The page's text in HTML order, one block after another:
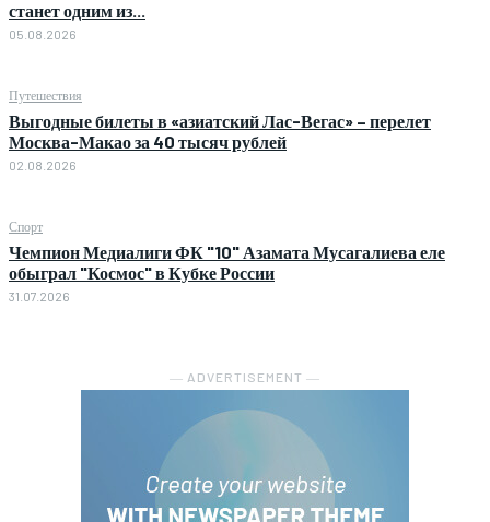
станет одним из...
05.08.2026
Путешествия
Выгодные билеты в «азиатский Лас-Вегас» – перелет
Москва-Макао за 40 тысяч рублей
02.08.2026
Спорт
Чемпион Медиалиги ФК "10" Азамата Мусагалиева еле
обыграл "Космос" в Кубке России
31.07.2026
― ADVERTISEMENT ―